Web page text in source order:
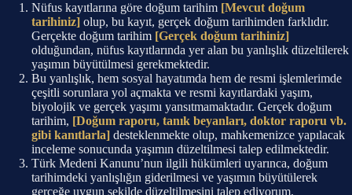
Nüfus kayıtlarına göre doğum tarihim [Mevcut doğum
tarihiniz] olup, bu kayıt, gerçek doğum tarihimden farklıdır.
Gerçekte doğum tarihim [Gerçek doğum tarihiniz]
olduğundan, nüfus kayıtlarında yer alan bu yanlışlık düzeltilerek
yaşımın büyütülmesi gerekmektedir.
Bu yanlışlık, hem sosyal hayatımda hem de resmi işlemlerimde
çeşitli sorunlara yol açmakta ve resmi kayıtlardaki yaşım,
biyolojik ve gerçek yaşımı yansıtmamaktadır. Gerçek doğum
tarihim, [Doğum raporu, tanık beyanları, doktor raporu vb.
gibi kanıtlarla] desteklenmekte olup, mahkemenizce yapılacak
inceleme sonucunda yaşımın düzeltilmesi talep edilmektedir.
Türk Medeni Kanunu’nun ilgili hükümleri uyarınca, doğum
tarihimdeki yanlışlığın giderilmesi ve yaşımın büyütülerek
gerçeğe uygun şekilde düzeltilmesini talep ediyorum.